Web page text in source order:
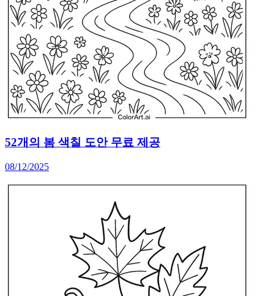
52개의 봄 색칠 도안 무료 제공
08/12/2025